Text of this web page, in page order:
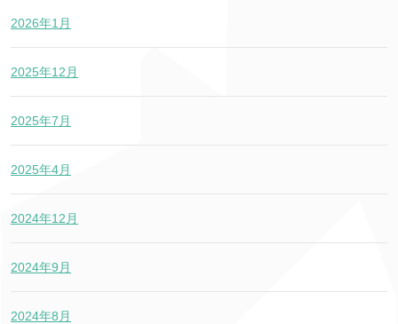
2026年1月
2025年12月
2025年7月
2025年4月
2024年12月
2024年9月
2024年8月